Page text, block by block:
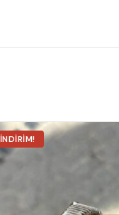
İNDIRIM!